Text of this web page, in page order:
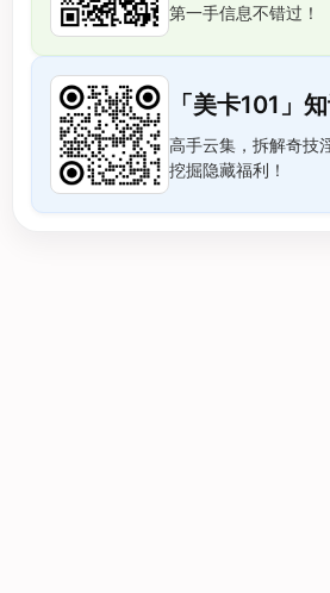
第一手信息不错过！
「美卡101」
高手云集，拆解奇技
挖掘隐藏福利！